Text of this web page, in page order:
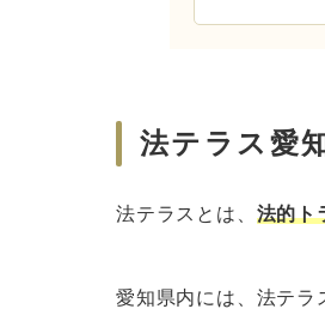
名古屋市
さいごに｜法
法テラス愛
法テラスとは、 法的ト
愛知県内には、法テラ